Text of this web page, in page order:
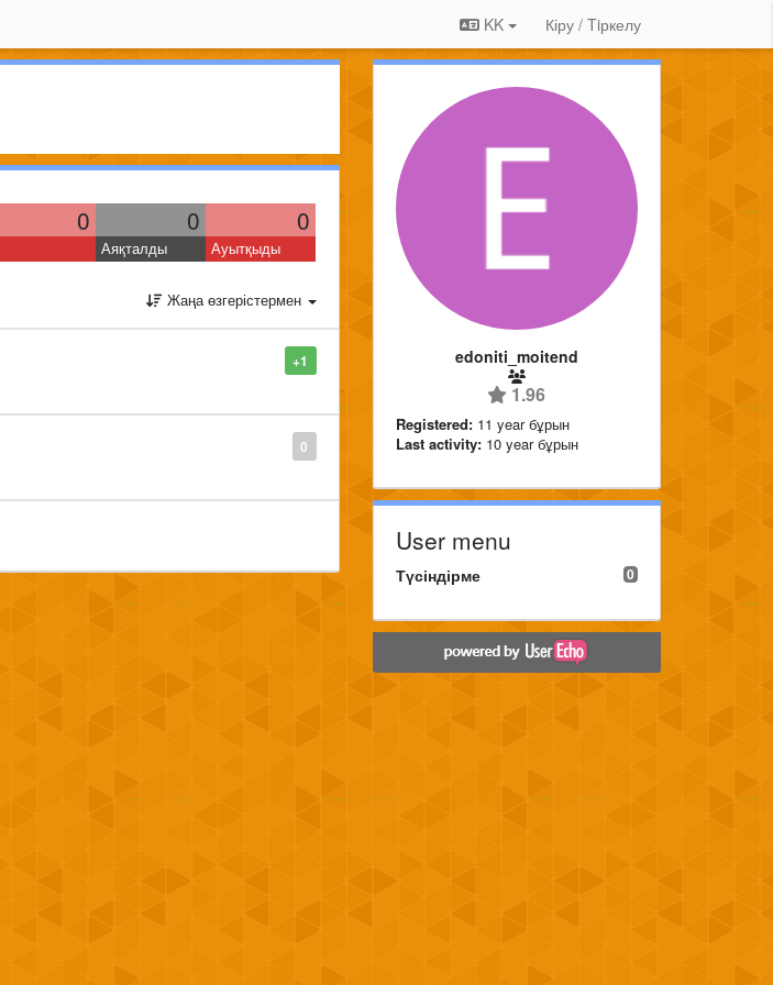
KK Кіру / Tiркелу
0 0 0
Аяқталды Ауытқыды
Жаңа өзгерістермен
+1
0
edoniti_moitend
1.96
Registered: 11 year бұрын
Last activity: 10 year бұрын
User menu
0
Түсіндірме